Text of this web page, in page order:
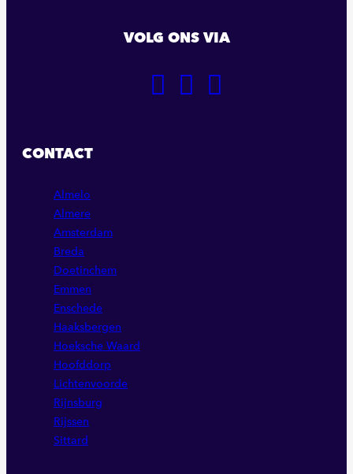
VOLG ONS VIA
GA
GA
CONTACT
Almelo
Almere
Amsterdam
Breda
Doetinchem
Emmen
Enschede
Haaksbergen
Hoeksche Waard
Hoofddorp
Lichtenvoorde
Rijnsburg
Rijssen
Sittard